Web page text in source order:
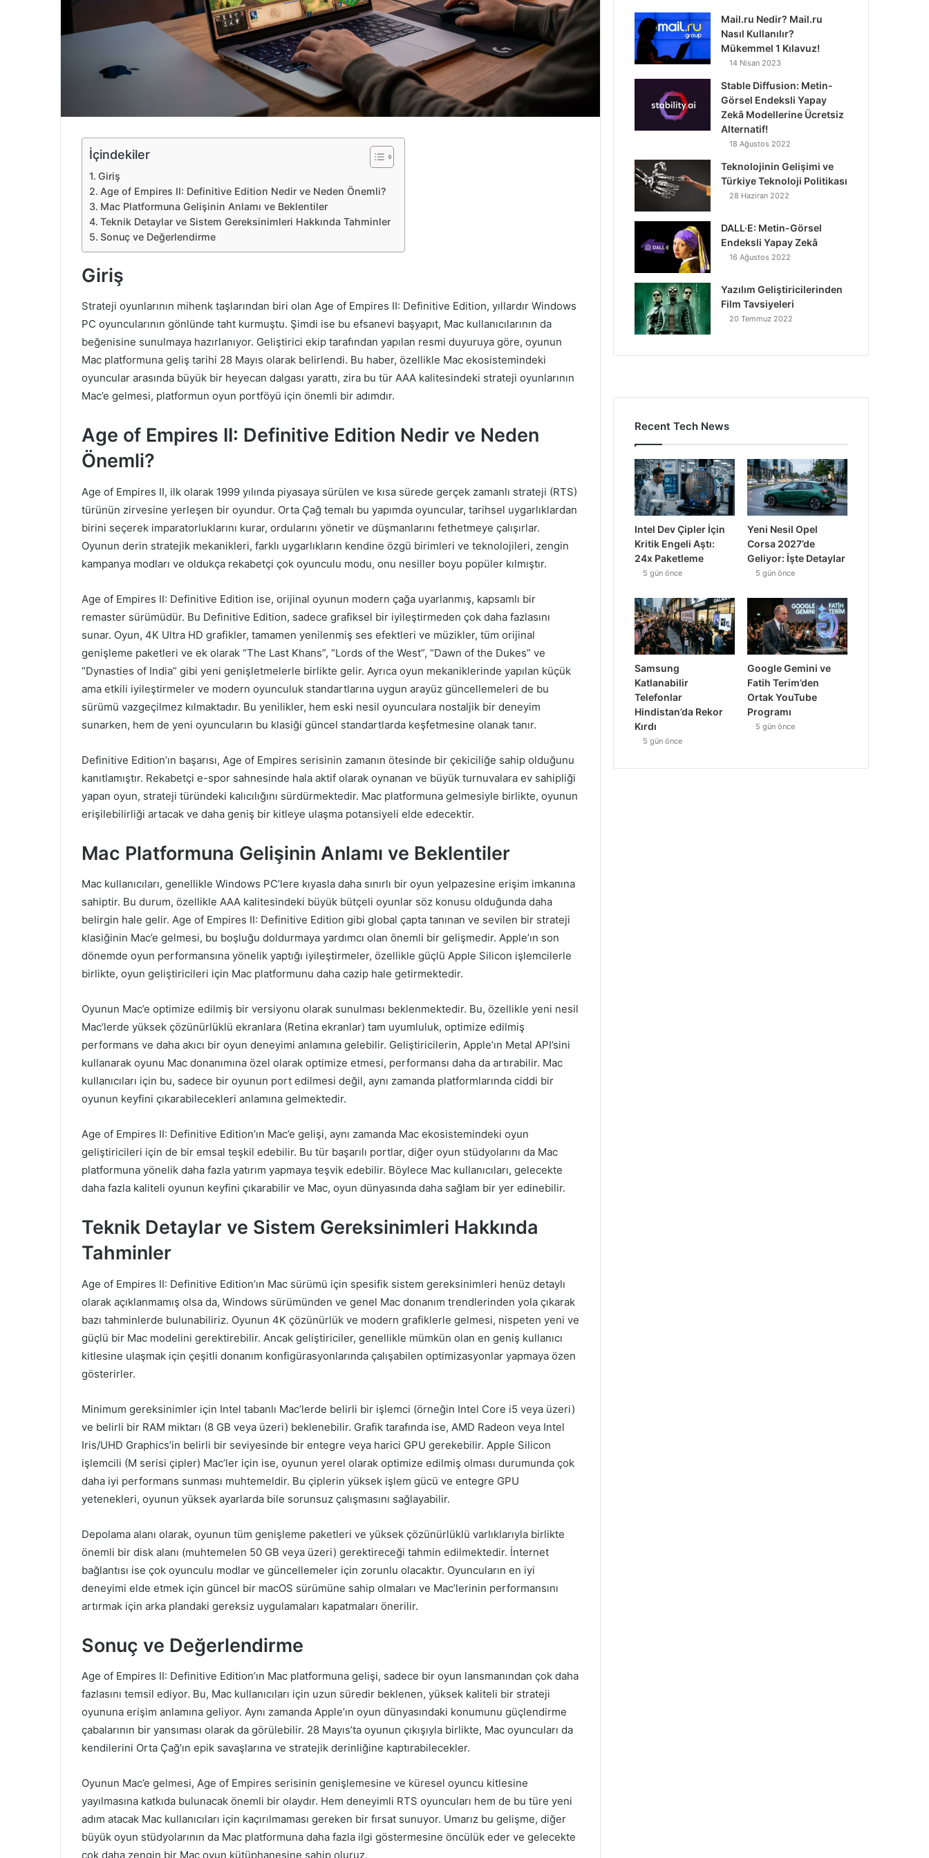
k
İçindekiler
Giriş
Age of Empires II: Definitive Edition Nedir ve Neden Önemli?
Mac Platformuna Gelişinin Anlamı ve Beklentiler
Teknik Detaylar ve Sistem Gereksinimleri Hakkında Tahminler
Sonuç ve Değerlendirme
Giriş
Strateji oyunlarının mihenk taşlarından biri olan Age of Empires II: Definitive Edition, yıllardır Windows
PC oyuncularının gönlünde taht kurmuştu. Şimdi ise bu efsanevi başyapıt, Mac kullanıcılarının da
beğenisine sunulmaya hazırlanıyor. Geliştirici ekip tarafından yapılan resmi duyuruya göre, oyunun
Mac platformuna geliş tarihi 28 Mayıs olarak belirlendi. Bu haber, özellikle Mac ekosistemindeki
oyuncular arasında büyük bir heyecan dalgası yarattı, zira bu tür AAA kalitesindeki strateji oyunlarının
Mac’e gelmesi, platformun oyun portföyü için önemli bir adımdır.
Age of Empires II: Definitive Edition Nedir ve Neden
Önemli?
Age of Empires II, ilk olarak 1999 yılında piyasaya sürülen ve kısa sürede gerçek zamanlı strateji (RTS)
türünün zirvesine yerleşen bir oyundur. Orta Çağ temalı bu yapımda oyuncular, tarihsel uygarlıklardan
birini seçerek imparatorluklarını kurar, ordularını yönetir ve düşmanlarını fethetmeye çalışırlar.
Oyunun derin stratejik mekanikleri, farklı uygarlıkların kendine özgü birimleri ve teknolojileri, zengin
kampanya modları ve oldukça rekabetçi çok oyunculu modu, onu nesiller boyu popüler kılmıştır.
Age of Empires II: Definitive Edition ise, orijinal oyunun modern çağa uyarlanmış, kapsamlı bir
remaster sürümüdür. Bu Definitive Edition, sadece grafiksel bir iyileştirmeden çok daha fazlasını
sunar. Oyun, 4K Ultra HD grafikler, tamamen yenilenmiş ses efektleri ve müzikler, tüm orijinal
genişleme paketleri ve ek olarak “The Last Khans”, “Lords of the West”, “Dawn of the Dukes” ve
“Dynasties of India” gibi yeni genişletmelerle birlikte gelir. Ayrıca oyun mekaniklerinde yapılan küçük
ama etkili iyileştirmeler ve modern oyunculuk standartlarına uygun arayüz güncellemeleri de bu
sürümü vazgeçilmez kılmaktadır. Bu yenilikler, hem eski nesil oyunculara nostaljik bir deneyim
sunarken, hem de yeni oyuncuların bu klasiği güncel standartlarda keşfetmesine olanak tanır.
Definitive Edition’ın başarısı, Age of Empires serisinin zamanın ötesinde bir çekiciliğe sahip olduğunu
kanıtlamıştır. Rekabetçi e-spor sahnesinde hala aktif olarak oynanan ve büyük turnuvalara ev sahipliği
yapan oyun, strateji türündeki kalıcılığını sürdürmektedir. Mac platformuna gelmesiyle birlikte, oyunun
erişilebilirliği artacak ve daha geniş bir kitleye ulaşma potansiyeli elde edecektir.
Mac Platformuna Gelişinin Anlamı ve Beklentiler
Mac kullanıcıları, genellikle Windows PC’lere kıyasla daha sınırlı bir oyun yelpazesine erişim imkanına
sahiptir. Bu durum, özellikle AAA kalitesindeki büyük bütçeli oyunlar söz konusu olduğunda daha
belirgin hale gelir. Age of Empires II: Definitive Edition gibi global çapta tanınan ve sevilen bir strateji
klasiğinin Mac’e gelmesi, bu boşluğu doldurmaya yardımcı olan önemli bir gelişmedir. Apple’ın son
dönemde oyun performansına yönelik yaptığı iyileştirmeler, özellikle güçlü Apple Silicon işlemcilerle
birlikte, oyun geliştiricileri için Mac platformunu daha cazip hale getirmektedir.
Oyunun Mac’e optimize edilmiş bir versiyonu olarak sunulması beklenmektedir. Bu, özellikle yeni nesil
Mac’lerde yüksek çözünürlüklü ekranlara (Retina ekranlar) tam uyumluluk, optimize edilmiş
performans ve daha akıcı bir oyun deneyimi anlamına gelebilir. Geliştiricilerin, Apple’ın Metal API’sini
kullanarak oyunu Mac donanımına özel olarak optimize etmesi, performansı daha da artırabilir. Mac
kullanıcıları için bu, sadece bir oyunun port edilmesi değil, aynı zamanda platformlarında ciddi bir
oyunun keyfini çıkarabilecekleri anlamına gelmektedir.
Age of Empires II: Definitive Edition’ın Mac’e gelişi, aynı zamanda Mac ekosistemindeki oyun
geliştiricileri için de bir emsal teşkil edebilir. Bu tür başarılı portlar, diğer oyun stüdyolarını da Mac
platformuna yönelik daha fazla yatırım yapmaya teşvik edebilir. Böylece Mac kullanıcıları, gelecekte
daha fazla kaliteli oyunun keyfini çıkarabilir ve Mac, oyun dünyasında daha sağlam bir yer edinebilir.
Teknik Detaylar ve Sistem Gereksinimleri Hakkında
Tahminler
Age of Empires II: Definitive Edition’ın Mac sürümü için spesifik sistem gereksinimleri henüz detaylı
olarak açıklanmamış olsa da, Windows sürümünden ve genel Mac donanım trendlerinden yola çıkarak
bazı tahminlerde bulunabiliriz. Oyunun 4K çözünürlük ve modern grafiklerle gelmesi, nispeten yeni ve
güçlü bir Mac modelini gerektirebilir. Ancak geliştiriciler, genellikle mümkün olan en geniş kullanıcı
kitlesine ulaşmak için çeşitli donanım konfigürasyonlarında çalışabilen optimizasyonlar yapmaya özen
gösterirler.
Minimum gereksinimler için Intel tabanlı Mac’lerde belirli bir işlemci (örneğin Intel Core i5 veya üzeri)
ve belirli bir RAM miktarı (8 GB veya üzeri) beklenebilir. Grafik tarafında ise, AMD Radeon veya Intel
Iris/UHD Graphics’in belirli bir seviyesinde bir entegre veya harici GPU gerekebilir. Apple Silicon
işlemcili (M serisi çipler) Mac’ler için ise, oyunun yerel olarak optimize edilmiş olması durumunda çok
daha iyi performans sunması muhtemeldir. Bu çiplerin yüksek işlem gücü ve entegre GPU
yetenekleri, oyunun yüksek ayarlarda bile sorunsuz çalışmasını sağlayabilir.
Depolama alanı olarak, oyunun tüm genişleme paketleri ve yüksek çözünürlüklü varlıklarıyla birlikte
önemli bir disk alanı (muhtemelen 50 GB veya üzeri) gerektireceği tahmin edilmektedir. İnternet
bağlantısı ise çok oyunculu modlar ve güncellemeler için zorunlu olacaktır. Oyuncuların en iyi
deneyimi elde etmek için güncel bir macOS sürümüne sahip olmaları ve Mac’lerinin performansını
artırmak için arka plandaki gereksiz uygulamaları kapatmaları önerilir.
Sonuç ve Değerlendirme
Age of Empires II: Definitive Edition’ın Mac platformuna gelişi, sadece bir oyun lansmanından çok daha
fazlasını temsil ediyor. Bu, Mac kullanıcıları için uzun süredir beklenen, yüksek kaliteli bir strateji
oyununa erişim anlamına geliyor. Aynı zamanda Apple’ın oyun dünyasındaki konumunu güçlendirme
çabalarının bir yansıması olarak da görülebilir. 28 Mayıs’ta oyunun çıkışıyla birlikte, Mac oyuncuları da
kendilerini Orta Çağ’ın epik savaşlarına ve stratejik derinliğine kaptırabilecekler.
Oyunun Mac’e gelmesi, Age of Empires serisinin genişlemesine ve küresel oyuncu kitlesine
yayılmasına katkıda bulunacak önemli bir olaydır. Hem deneyimli RTS oyuncuları hem de bu türe yeni
adım atacak Mac kullanıcıları için kaçırılmaması gereken bir fırsat sunuyor. Umarız bu gelişme, diğer
büyük oyun stüdyolarının da Mac platformuna daha fazla ilgi göstermesine öncülük eder ve gelecekte
çok daha zengin bir Mac oyun kütüphanesine sahip oluruz.
Mail.ru Nedir? Mail.ru
Nasıl Kullanılır?
Mükemmel 1 Kılavuz!
14 Nisan 2023
Stable Diffusion: Metin-
Görsel Endeksli Yapay
Zekâ Modellerine Ücretsiz
Alternatif!
18 Ağustos 2022
Teknolojinin Gelişimi ve
Türkiye Teknoloji Politikası
28 Haziran 2022
DALL·E: Metin-Görsel
Endeksli Yapay Zekâ
16 Ağustos 2022
Yazılım Geliştiricilerinden
Film Tavsiyeleri
20 Temmuz 2022
Recent Tech News
Intel Dev Çipler İçin
Kritik Engeli Aştı:
24x Paketleme
5 gün önce
Yeni Nesil Opel
Corsa 2027’de
Geliyor: İşte Detaylar
5 gün önce
Samsung
Katlanabilir
Telefonlar
Hindistan’da Rekor
Kırdı
5 gün önce
Google Gemini ve
Fatih Terim’den
Ortak YouTube
Programı
5 gün önce